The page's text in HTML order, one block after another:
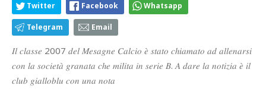
Twitter Facebook Whatsapp
Telegram Email
𝐼𝑙 𝑐𝑙𝑎𝑠𝑠𝑒 2007 𝑑𝑒𝑙 𝑀𝑒𝑠𝑎𝑔𝑛𝑒 𝐶𝑎𝑙𝑐𝑖𝑜 𝑒̀ 𝑠𝑡𝑎𝑡𝑜 𝑐ℎ𝑖𝑎𝑚𝑎𝑡𝑜 𝑎𝑑 𝑎𝑙𝑙𝑒𝑛𝑎𝑟𝑠𝑖
𝑐𝑜𝑛 𝑙𝑎 𝑠𝑜𝑐𝑖𝑒𝑡𝑎̀ 𝑔𝑟𝑎𝑛𝑎𝑡𝑎 𝑐ℎ𝑒 𝑚𝑖𝑙𝑖𝑡𝑎 𝑖𝑛 𝑠𝑒𝑟𝑖𝑒 𝐵. 𝐴 𝑑𝑎𝑟𝑒 𝑙𝑎 𝑛𝑜𝑡𝑖𝑧𝑖𝑎 𝑒̀ 𝑖𝑙
𝑐𝑙𝑢𝑏 𝑔𝑖𝑎𝑙𝑙𝑜𝑏𝑙𝑢 𝑐𝑜𝑛 𝑢𝑛𝑎 𝑛𝑜𝑡𝑎